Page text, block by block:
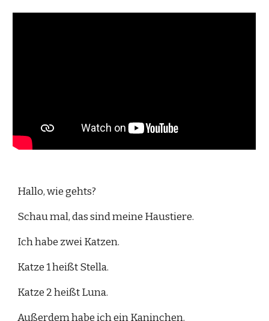
Hallo, wie gehts?
Schau mal, das sind meine Haustiere.
Ich habe zwei Katzen.
Katze 1 heißt Stella.
Katze 2 heißt Luna.
Außerdem habe ich ein Kaninchen.